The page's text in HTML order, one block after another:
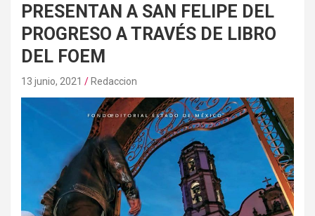
PRESENTAN A SAN FELIPE DEL
PROGRESO A TRAVÉS DE LIBRO
DEL FOEM
13 junio, 2021 Redaccion